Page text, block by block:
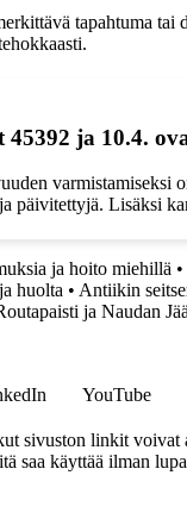
tapahtuma
ja 10.4.
varmistamiseksi
päivitettyjä. Lisäksi
ja hoito miehillä •
huolta • Antiikin
ja Naudan
YouTube
sivuston linkit voivat
saa käyttää ilman